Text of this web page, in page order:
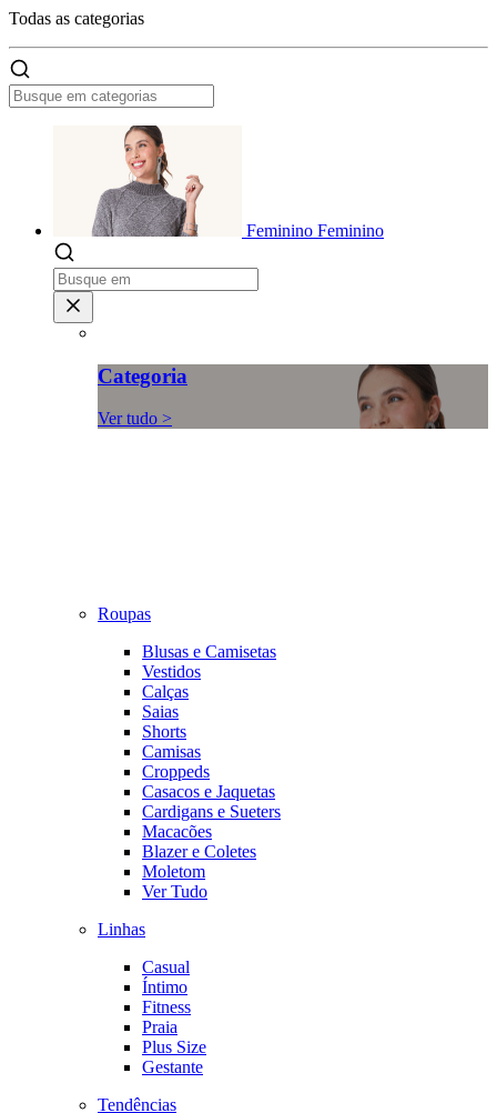
Todas as categorias
Feminino Feminino
Categoria
Ver tudo >
Roupas
Blusas e Camisetas
Vestidos
Calças
Saias
Shorts
Camisas
Croppeds
Casacos e Jaquetas
Cardigans e Sueters
Macacões
Blazer e Coletes
Moletom
Ver Tudo
Linhas
Casual
Íntimo
Fitness
Praia
Plus Size
Gestante
Tendências